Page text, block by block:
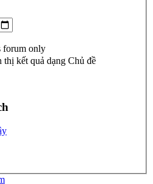
forum only
thị kết quả dạng Chủ đề